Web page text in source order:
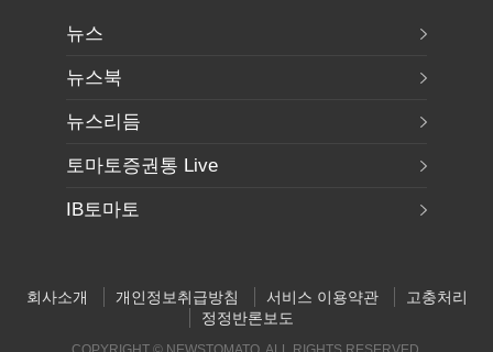
뉴스
뉴스북
뉴스리듬
토마토증권통 Live
IB토마토
회사소개 개인정보취급방침 서비스 이용약관
고충처리
정정반론보도